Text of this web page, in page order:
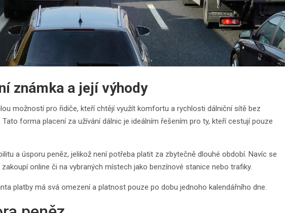
známka a její výhody
možností pro řidiče, kteří chtějí využít komfortu a rychlosti dálniční sítě bez
forma placení za užívání dálnic je ideálním řešením pro ty, kteří cestují pouze
a úsporu peněz, jelikož není potřeba platit za zbytečně dlouhé období. Navíc se
online či na vybraných místech jako benzínové stanice nebo trafiky.
platby má svá omezení a platnost pouze po dobu jednoho kalendářního dne.